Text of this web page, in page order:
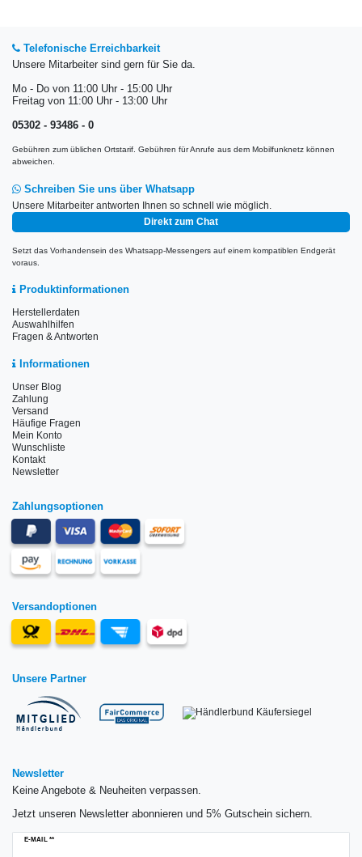
Telefonische Erreichbarkeit
Unsere Mitarbeiter sind gern für Sie da.
Mo - Do von 11:00 Uhr - 15:00 Uhr
Freitag von 11:00 Uhr - 13:00 Uhr
05302 - 93486 - 0
Gebühren zum üblichen Ortstarif. Gebühren für Anrufe aus dem Mobilfunknetz können
abweichen.
Schreiben Sie uns über Whatsapp
Unsere Mitarbeiter antworten Ihnen so schnell wie möglich.
Direkt zum Chat
Setzt das Vorhandensein des Whatsapp-Messengers auf einem kompatiblen Endgerät
voraus.
Produktinformationen
Herstellerdaten
Auswahlhilfen
Fragen & Antworten
Informationen
Unser Blog
Zahlung
Versand
Häufige Fragen
Mein Konto
Wunschliste
Kontakt
Newsletter
Zahlungsoptionen
Versandoptionen
Unsere Partner
Newsletter
Keine Angebote & Neuheiten verpassen.
Jetzt unseren Newsletter abonnieren und 5% Gutschein sichern.
E-MAIL **
Newsletter